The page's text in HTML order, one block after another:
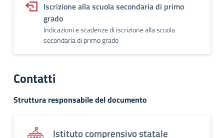
Iscrizione alla scuola secondaria di primo
grado
Indicazioni e scadenze di iscrizione alla scuola
secondaria di primo grado
Contatti
Struttura responsabile del documento
Istituto comprensivo statale